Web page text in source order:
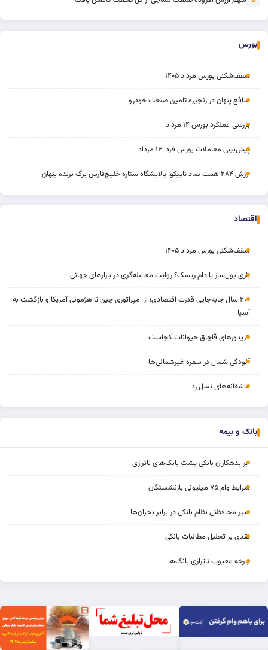
بورس
سقف‌شکنی بورس مرداد ۱۴۰۵
منافع پنهان در زنجیره تامین صنعت خودرو
بررسی عملکرد بورس ۱۴ مرداد
پیش‌بینی معاملات بورس فردا ۱۴ مرداد
ارزش ۲۸۴ همت نماد تاپیکو؛ پالایشگاه ستاره خلیج‌فارس برگ برنده پنهان
اقتصاد
سقف‌شکنی بورس مرداد ۱۴۰۵
بازی پول‌ساز یا دام ریسک؟ روایت معامله‌گری در بازارهای جهانی
۲۰۰ سال جابه‌جایی قدرت اقتصادی؛ از امپراتوری چین تا هژمونی آمریکا و بازگشت به
آسیا
کریدورهای قاچاق حیوانات کجاست
آلودگی شمال در سفره غیرشمالی‌ها
عاشقانه‌های نسل زد
بانک و بیمه
ابر بدهکاران بانکی پشت بانک‌های ناترازی
شرایط وام ۷۵ میلیونی بازنشستگان
سپر محافظتی نظام بانکی در برابر بحران‌ها
نقدی بر تحلیل مطالبات بانکی
چرخه‌ معیوب ناترازی بانک‌ها